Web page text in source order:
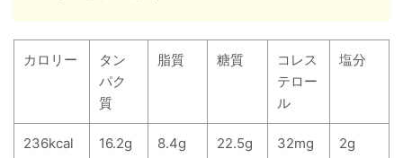
カロリー
タン
パク
質
脂質 糖質
コレス
テロー
ル
塩分
236kcal 16.2g 8.4g 22.5g 32mg 2g